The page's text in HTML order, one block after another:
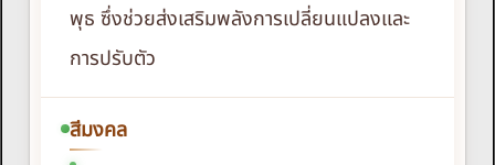
พุธ ซึ่งช่วยส่งเสริมพลังการเปลี่ยนแปลงและ
การปรับตัว
สีมงคล